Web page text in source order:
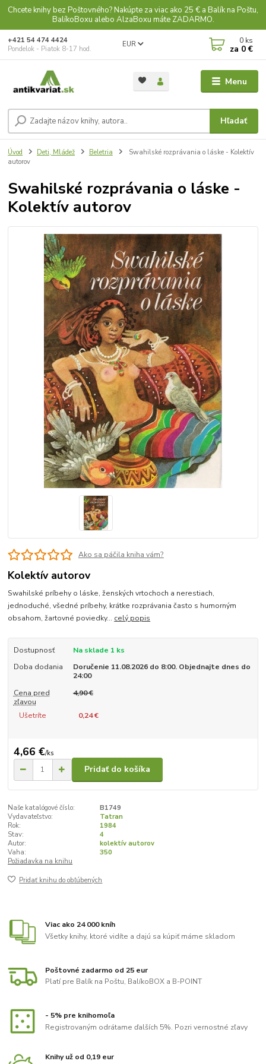
Chcete knihy bez Poštovného? Nakúpte za viac ako 25 € a Balík na Poštu,
BalíkoBoxu alebo AlzaBoxu máte ZADARMO.
Menu
EUR
Hľadať
+421 54 474 4424
Pondelok - Piatok 8-17 hod.
0 ks
za 0 €
Úvod Deti, Mládež Beletria
Swahilské rozprávania o láske - Kolektív
autorov
Swahilské rozprávania o láske -
Kolektív autorov
Ako sa páčila kniha vám?
Kolektív autorov
Swahilské príbehy o láske, ženských vrtochoch a nerestiach,
jednoduché, všedné príbehy, krátke rozprávania často s humorným
obsahom, žartovné poviedky... celý popis
Dostupnosť
Na sklade 1 ks
Doba dodania
Doručenie 11.08.2026 do 8:00. Objednajte dnes do
24:00
Cena pred
zľavou
4,90 €
Ušetríte 0,24 €
4,66 €/ks
Pridať do košíka
Naše katalógové číslo:
B1749
Vydavateľstvo:
Tatran
Rok:
1984
Stav:
4
Autor:
kolektív autorov
Vaha:
350
Požiadavka na knihu
Pridať knihu do obľúbených
Viac ako 24 000 kníh
Všetky knihy, ktoré vidíte a dajú sa kúpiť máme skladom
Poštovné zadarmo od 25 eur
Platí pre Balík na Poštu, BalíkoBOX a B-POINT
- 5% pre knihomoľa
Registrovaným odrátame ďalších 5%. Pozri vernostné zľavy
Knihy už od 0,19 eur